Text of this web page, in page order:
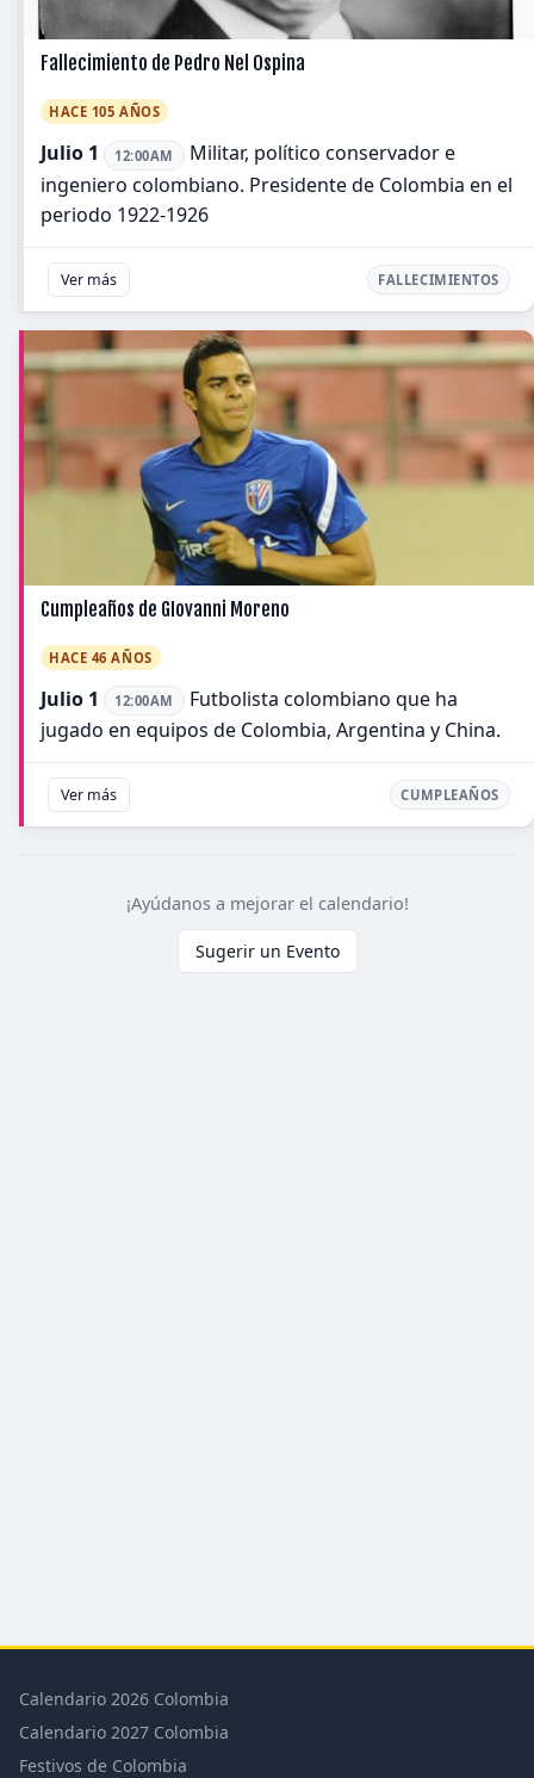
Fallecimiento de Pedro Nel Ospina
HACE 105 AÑOS
Julio 1 12:00AM
Militar, político conservador e
ingeniero colombiano. Presidente de Colombia en el
periodo 1922-1926
Ver más FALLECIMIENTOS
Cumpleaños de GIovanni Moreno
HACE 46 AÑOS
Julio 1 12:00AM
Futbolista colombiano que ha
jugado en equipos de Colombia, Argentina y China.
Ver más CUMPLEAÑOS
¡Ayúdanos a mejorar el calendario!
Sugerir un Evento
Calendario 2026 Colombia
Calendario 2027 Colombia
Festivos de Colombia